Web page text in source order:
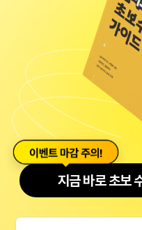
지금 바로 초보